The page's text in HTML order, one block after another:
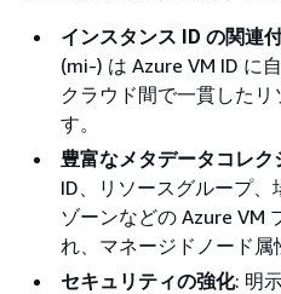
インスタンス ID の関連
(mi-) は Azure VM ID に
クラウド間で一貫した
す。
豊富なメタデータコレク
ID、リソースグループ
ゾーンなどの Azure VM
れ、マネージドノード属
セキュリティの強化: 明